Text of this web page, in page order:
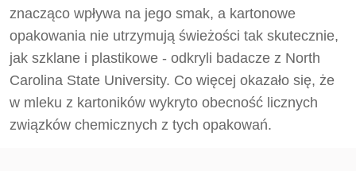
znacząco wpływa na jego smak, a kartonowe
opakowania nie utrzymują świeżości tak skutecznie,
jak szklane i plastikowe - odkryli badacze z North
Carolina State University. Co więcej okazało się, że
w mleku z kartoników wykryto obecność licznych
związków chemicznych z tych opakowań.